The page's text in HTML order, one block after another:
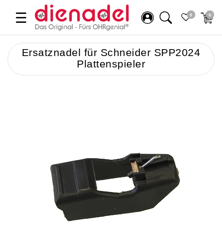
☰ 0 0
Ersatznadel für Schneider SPP2024
Plattenspieler